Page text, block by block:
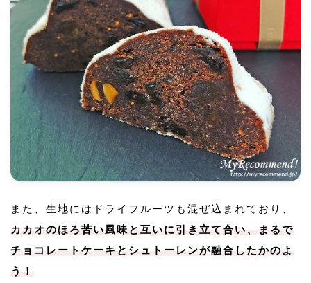
また、生地にはドライフルーツも混ぜ込まれており、
カカオのほろ苦い風味と互いに引き立て合い、まるで
チョコレートケーキとシュトーレンが融合したかのよ
う！